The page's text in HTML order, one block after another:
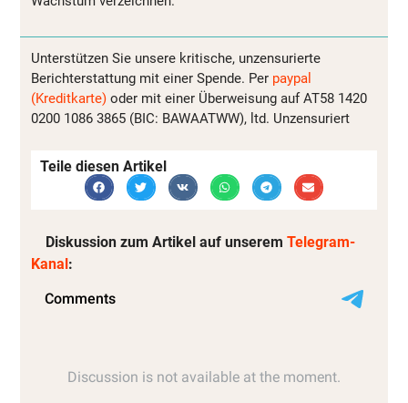
Unterstützen Sie unsere kritische, unzensurierte
Berichterstattung mit einer Spende. Per paypal
(Kreditkarte) oder mit einer Überweisung auf AT58 1420
0200 1086 3865 (BIC: BAWAATWW), ltd. Unzensuriert
Teile diesen Artikel
Diskussion zum Artikel auf unserem Telegram-
Kanal :